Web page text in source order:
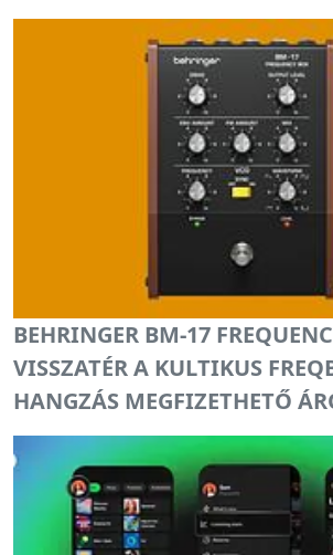
BEHRINGER BM-17
VISSZATÉR A KULTIKUS
HANGZÁS MEGFIZETHETŐ